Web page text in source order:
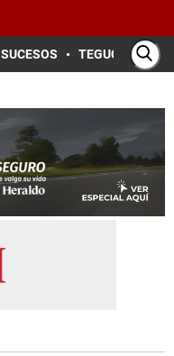
SUCESOS TEGUCIGALPA